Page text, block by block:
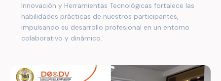
Innovación y Herramientas Tecnológicas fortalece las
habilidades prácticas de nuestros participantes,
impulsando su desarrollo profesional en un entorno
colaborativo y dinámico.